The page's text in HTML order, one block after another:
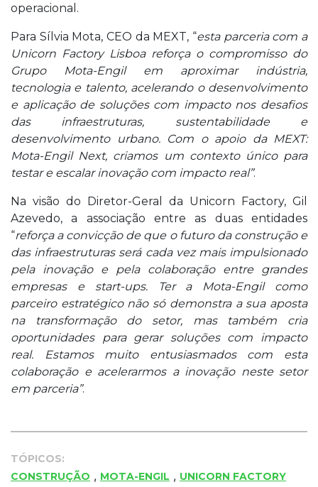
operacional.
Para Sílvia Mota, CEO da MEXT, “esta parceria com a
Unicorn Factory Lisboa reforça o compromisso do
Grupo Mota-Engil em aproximar indústria,
tecnologia e talento, acelerando o desenvolvimento
e aplicação de soluções com impacto nos desafios
das infraestruturas, sustentabilidade e
desenvolvimento urbano. Com o apoio da MEXT:
Mota-Engil Next, criamos um contexto único para
testar e escalar inovação com impacto real”.
Na visão do Diretor-Geral da Unicorn Factory, Gil
Azevedo, a associação entre as duas entidades
“reforça a convicção de que o futuro da construção e
das infraestruturas será cada vez mais impulsionado
pela inovação e pela colaboração entre grandes
empresas e start-ups. Ter a Mota-Engil como
parceiro estratégico não só demonstra a sua aposta
na transformação do setor, mas também cria
oportunidades para gerar soluções com impacto
real. Estamos muito entusiasmados com esta
colaboração e acelerarmos a inovação neste setor
em parceria”.
TÓPICOS:
CONSTRUÇÃO , MOTA-ENGIL , UNICORN FACTORY